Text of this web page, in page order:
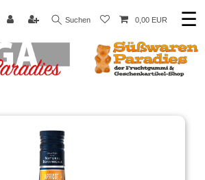
Suchen 0,00 EUR ☰